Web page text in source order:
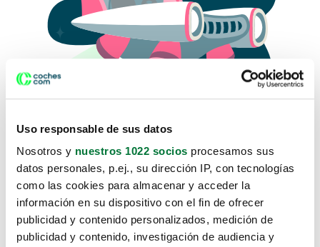
Uso responsable de sus datos
Nosotros y nuestros 1022 socios procesamos sus
datos personales, p.ej., su dirección IP, con tecnologías
como las cookies para almacenar y acceder la
información en su dispositivo con el fin de ofrecer
publicidad y contenido personalizados, medición de
publicidad y contenido, investigación de audiencia y
Lo sentimos, no sabemos como
te hemos traido hasta aquí.